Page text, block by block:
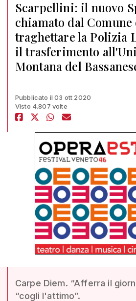
Scarpellini: il nuovo
chiamato dal Comune
traghettare la Polizia
il trasferimento
Montana del
Pubblicato il 03 ott 2020
Visto 4.807 volte
Carpe Diem. “Afferra il
“cogli l'attimo”.